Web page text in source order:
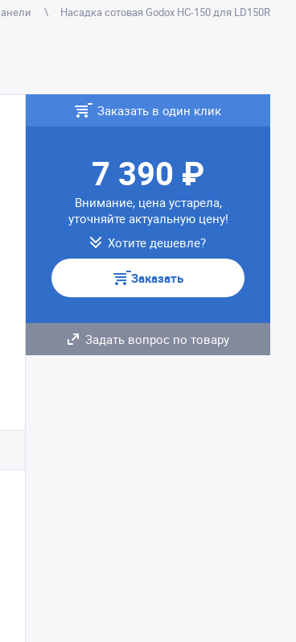
Насадка сотовая Godox HC-150 для LD150R
Заказать в один клик
7 390 ₽
Внимание, цена устарела,
уточняйте актуальную цену!
Хотите дешевле?
Заказать
Задать вопрос по товару